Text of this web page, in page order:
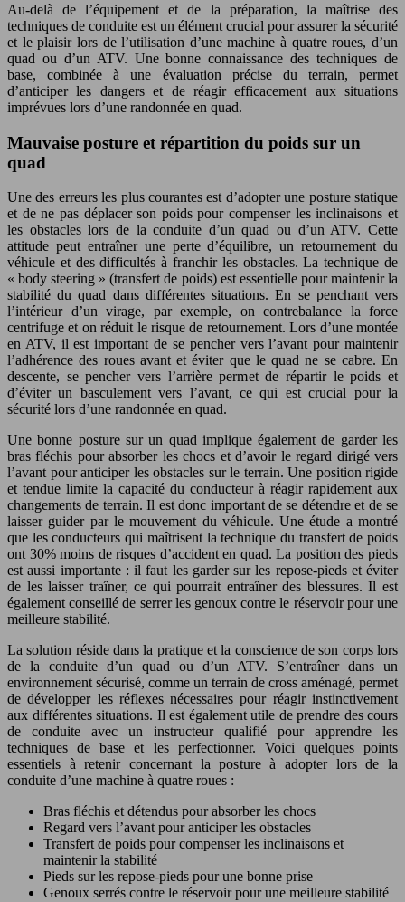
Au-delà de l’équipement et de la préparation, la maîtrise des
techniques de conduite est un élément crucial pour assurer la sécurité
et le plaisir lors de l’utilisation d’une machine à quatre roues, d’un
quad ou d’un ATV. Une bonne connaissance des techniques de
base, combinée à une évaluation précise du terrain, permet
d’anticiper les dangers et de réagir efficacement aux situations
imprévues lors d’une randonnée en quad.
Mauvaise posture et répartition du poids sur un
quad
Une des erreurs les plus courantes est d’adopter une posture statique
et de ne pas déplacer son poids pour compenser les inclinaisons et
les obstacles lors de la conduite d’un quad ou d’un ATV. Cette
attitude peut entraîner une perte d’équilibre, un retournement du
véhicule et des difficultés à franchir les obstacles. La technique de
« body steering » (transfert de poids) est essentielle pour maintenir la
stabilité du quad dans différentes situations. En se penchant vers
l’intérieur d’un virage, par exemple, on contrebalance la force
centrifuge et on réduit le risque de retournement. Lors d’une montée
en ATV, il est important de se pencher vers l’avant pour maintenir
l’adhérence des roues avant et éviter que le quad ne se cabre. En
descente, se pencher vers l’arrière permet de répartir le poids et
d’éviter un basculement vers l’avant, ce qui est crucial pour la
sécurité lors d’une randonnée en quad.
Une bonne posture sur un quad implique également de garder les
bras fléchis pour absorber les chocs et d’avoir le regard dirigé vers
l’avant pour anticiper les obstacles sur le terrain. Une position rigide
et tendue limite la capacité du conducteur à réagir rapidement aux
changements de terrain. Il est donc important de se détendre et de se
laisser guider par le mouvement du véhicule. Une étude a montré
que les conducteurs qui maîtrisent la technique du transfert de poids
ont 30% moins de risques d’accident en quad. La position des pieds
est aussi importante : il faut les garder sur les repose-pieds et éviter
de les laisser traîner, ce qui pourrait entraîner des blessures. Il est
également conseillé de serrer les genoux contre le réservoir pour une
meilleure stabilité.
La solution réside dans la pratique et la conscience de son corps lors
de la conduite d’un quad ou d’un ATV. S’entraîner dans un
environnement sécurisé, comme un terrain de cross aménagé, permet
de développer les réflexes nécessaires pour réagir instinctivement
aux différentes situations. Il est également utile de prendre des cours
de conduite avec un instructeur qualifié pour apprendre les
techniques de base et les perfectionner. Voici quelques points
essentiels à retenir concernant la posture à adopter lors de la
conduite d’une machine à quatre roues :
Bras fléchis et détendus pour absorber les chocs
Regard vers l’avant pour anticiper les obstacles
Transfert de poids pour compenser les inclinaisons et
maintenir la stabilité
Pieds sur les repose-pieds pour une bonne prise
Genoux serrés contre le réservoir pour une meilleure stabilité